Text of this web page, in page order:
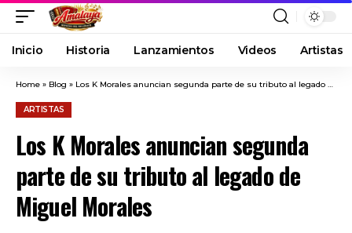
Inicio Historia Lanzamientos Videos Artistas
Home » Blog » Los K Morales anuncian segunda parte de su tributo al legado de Miguel Morales
ARTISTAS
Los K Morales anuncian segunda
parte de su tributo al legado de
Miguel Morales